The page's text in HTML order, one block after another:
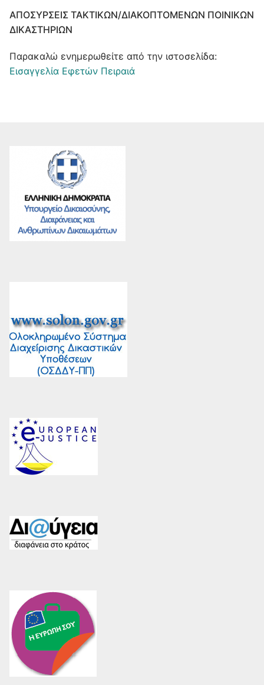
ΑΠΟΣΎΡΣΕΙΣ ΤΑΚΤΙΚΏΝ/ΔΙΑΚΟΠΤΌΜΕΝΩΝ ΠΟΙΝΙΚΏΝ
ΔΙΚΑΣΤΗΡΊΩΝ
Παρακαλώ ενημερωθείτε από την ιστοσελίδα:
Εισαγγελία Εφετών Πειραιά